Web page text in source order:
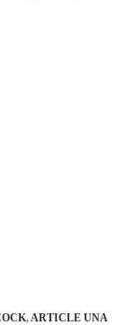
,ARTICLE UNA